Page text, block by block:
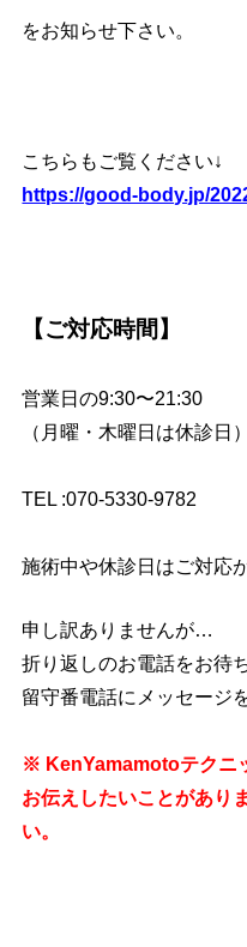
をお知らせ下さい。
こちらもご覧ください↓
https://good-body.jp/
【ご対応時間】
営業日の9:30〜21:30
（月曜・木曜日は休診日）
TEL :070-5330-9782
施術中や休診日はご対応
申し訳ありませんが…
折り返しのお電話をお待
留守番電話にメッセージ
※ KenYamamotoテクニ
お伝えしたいことがあり
い。